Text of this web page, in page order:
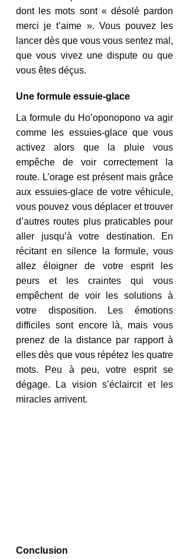
dont les mots sont « désolé pardon
merci je t’aime ». Vous pouvez les
lancer dès que vous vous sentez mal,
que vous vivez une dispute ou que
vous êtes déçus.
Une formule essuie-glace
La formule du Ho’oponopono va agir
comme les essuies-glace que vous
activez alors que la pluie vous
empêche de voir correctement la
route. L’orage est présent mais grâce
aux essuies-glace de votre véhicule,
vous pouvez vous déplacer et trouver
d’autres routes plus praticables pour
aller jusqu’à votre destination. En
récitant en silence la formule, vous
allez éloigner de votre esprit les
peurs et les craintes qui vous
empêchent de voir les solutions à
votre disposition. Les émotions
difficiles sont encore là, mais vous
prenez de la distance par rapport à
elles dès que vous répétez les quatre
mots. Peu à peu, votre esprit se
dégage. La vision s’éclaircit et les
miracles arrivent.
Conclusion